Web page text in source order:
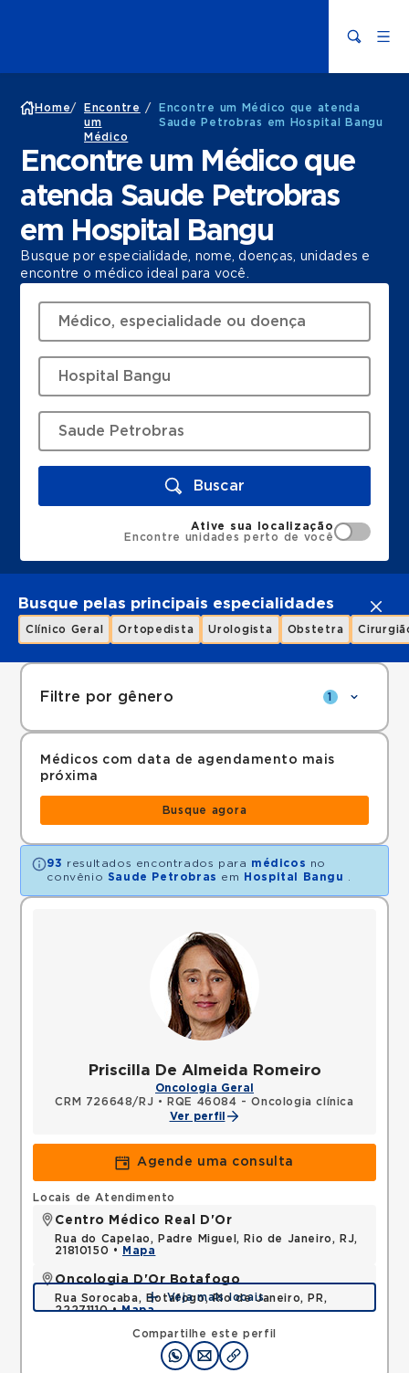
Home/
Encontre
um
Médico
/
Encontre um Médico que atenda
Saude Petrobras em Hospital Bangu
Encontre um Médico que
atenda Saude Petrobras
em Hospital Bangu
Busque por especialidade, nome, doenças, unidades e
encontre o médico ideal para você.
Buscar
Ative sua localização
Encontre unidades perto de você
Busque pelas principais especialidades
Clínico Geral Ortopedista Urologista Obstetra
Filtre por gênero 1
Médicos com data de agendamento mais
próxima
Busque agora
93 resultados encontrados para médicos no
convênio Saude Petrobras em Hospital Bangu
Priscilla De Almeida Romeiro
Oncologia Geral
CRM 726648/RJ •
RQE 46084 - Oncologia clínica
Ver perfil
Agende uma consulta
Compartilhe este perfil
Locais de Atendimento
Centro Médico Real D'Or
Rua do Capelao, Padre Miguel, Rio de Janeiro, RJ,
21810150 •
Mapa
Oncologia D'Or Botafogo
Rua Sorocaba, Botafogo, Rio de Janeiro, PR,
22271110 •Mapa
Veja mais locais